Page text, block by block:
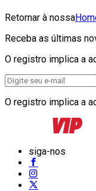
Retornar à nossa
Receba as últimas
O registro implica a
O registro implica a
siga-nos